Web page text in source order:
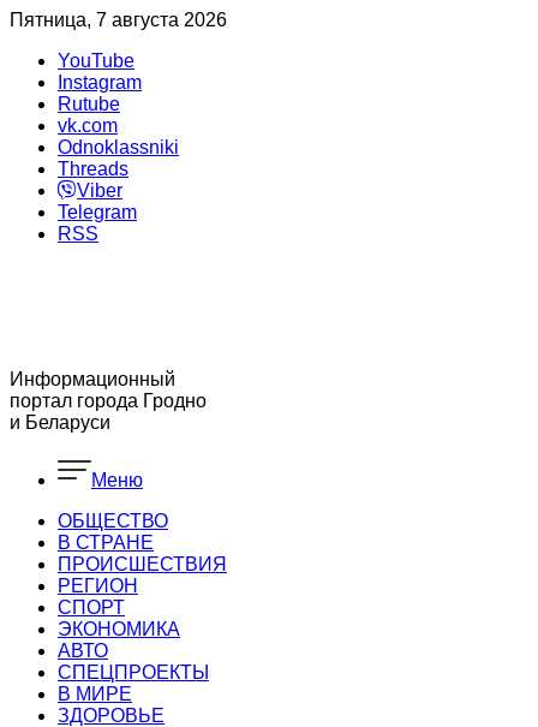
Пятница, 7 августа 2026
YouTube
Instagram
Rutube
vk.com
Odnoklassniki
Threads
Viber
Telegram
RSS
Информационный
портал города Гродно
и Беларуси
Меню
ОБЩЕСТВО
В СТРАНЕ
ПРОИСШЕСТВИЯ
РЕГИОН
CПОРТ
ЭКОНОМИКА
АВТО
СПЕЦПРОЕКТЫ
В МИРЕ
ЗДОРОВЬЕ